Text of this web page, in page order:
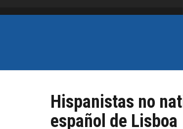
Hispanistas no
español de Lisboa